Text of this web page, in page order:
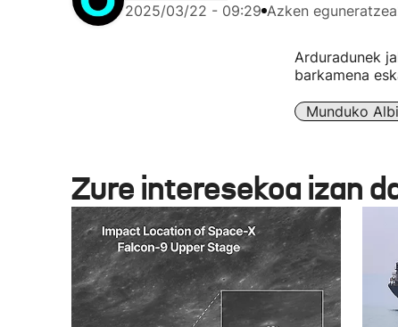
2025/03/22 - 09:29 Azken eguneratzea
Arduradunek
barkamena
Munduko
Zure interesekoa izan